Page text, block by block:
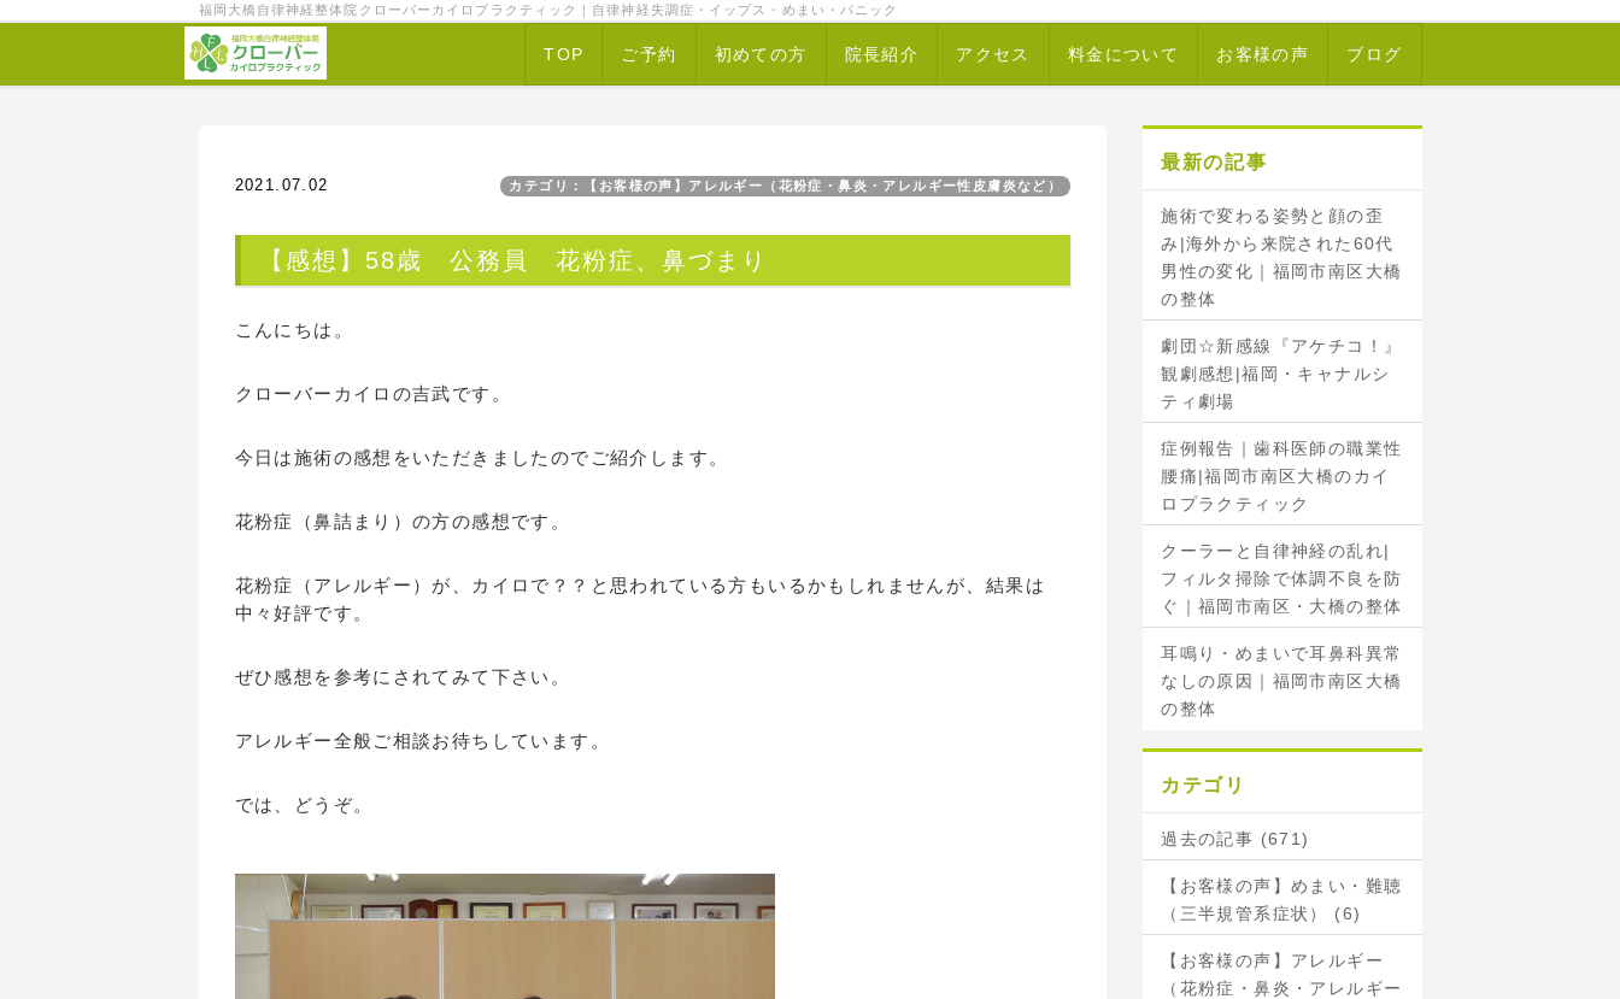
福岡大橋自律神経整体院クローバーカイロプラクティック｜自律神経失調症・イップス・めまい・パニック
TOP ご予約 初めての方 院長紹介 アクセス 料金について お客様の声 ブログ
2021.07.02 カテゴリ：【お客様の声】アレルギー（花粉症・鼻炎・アレルギー性皮膚炎など）
【感想】58歳 公務員 花粉症、鼻づまり
こんにちは。
クローバーカイロの吉武です。
今日は施術の感想をいただきましたのでご紹介します。
花粉症（鼻詰まり）の方の感想です。
花粉症（アレルギー）が、カイロで？？と思われている方もいるかもしれませんが、結果は
中々好評です。
ぜひ感想を参考にされてみて下さい。
アレルギー全般ご相談お待ちしています。
では、どうぞ。
最新の記事
施術で変わる姿勢と顔の歪
み|海外から来院された60代
男性の変化｜福岡市南区大橋
の整体
劇団☆新感線『アケチコ！』
観劇感想|福岡・キャナルシ
ティ劇場
症例報告｜歯科医師の職業性
腰痛|福岡市南区大橋のカイ
ロプラクティック
クーラーと自律神経の乱れ|
フィルタ掃除で体調不良を防
ぐ｜福岡市南区・大橋の整体
耳鳴り・めまいで耳鼻科異常
なしの原因｜福岡市南区大橋
の整体
カテゴリ
過去の記事 (671)
【お客様の声】めまい・難聴
（三半規管系症状） (6)
【お客様の声】アレルギー
（花粉症・鼻炎・アレルギー